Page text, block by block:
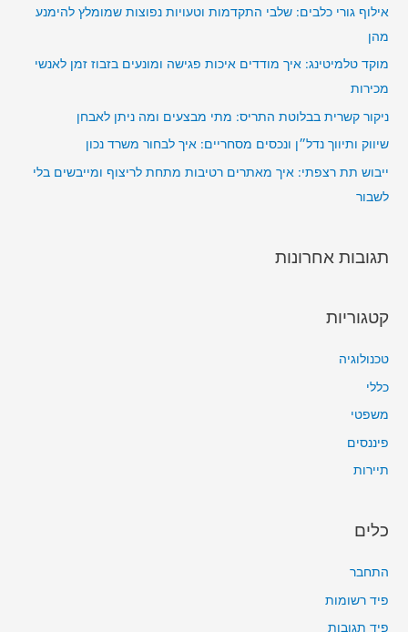
:אילוף גורי כלבים: שלבי התקדמות וטעויות נפוצות שמומלץ להימנע
מהן
מוקד טלמיטינג: איך מודדים איכות פגישה ומונעים בזבוז זמן לאנשי
מכירות
ניקור קשרית בבלוטת התריס: מתי מבצעים ומה ניתן לאבחן
שיווק ותיווך נדל״ן ונכסים מסחריים: איך לבחור משרד נכון
ייבוש תת רצפתי: איך מאתרים רטיבות מתחת לריצוף ומייבשים בלי
לשבור
תגובות אחרונות
קטגוריות
טכנולוגיה
כללי
משפטי
פיננסים
תיירות
כלים
התחבר
פיד רשומות
פיד תגובות